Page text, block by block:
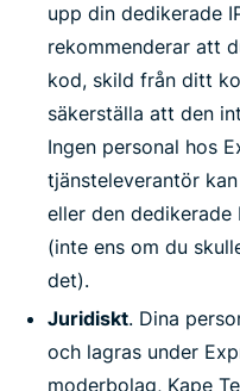
upp din dedikerade
rekommenderar att
kod, skild från ditt
säkerställa att den
Ingen personal hos
tjänsteleverantör
eller den dedikerade
(inte ens om du
det).
Juridiskt. Dina
och lagras under
moderbolag, Kape